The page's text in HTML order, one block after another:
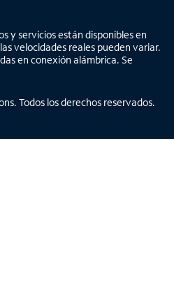
y servicios están disponibles en
velocidades reales pueden variar.
en conexión alámbrica. Se
Todos los derechos reservados.